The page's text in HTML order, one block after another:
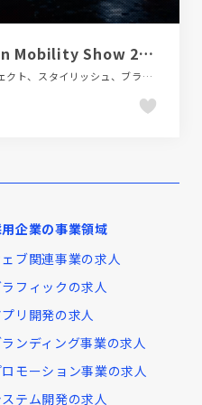
TOYOTA BOOTH Japan Mobility Show 2025
LP・特集ページ、スクロールエフェクト、スタイリッシュ、ブラック系 、大きめ写真、自動車・乗り物・交通
企業の事業領域
ェブ関連事業の求人
フィックの求人
リ開発の求人
ンディング事業の求人
モーション事業の求人
テム開発の求人